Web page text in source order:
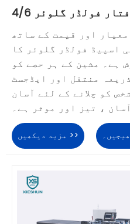
فولڈر گلوئر
اور قیمت کے ساتھ
اسپیڈ فولڈر گلوئر کا
ہے۔ مشین کے ہر حصے کو
منتقل اور ایڈجسٹ
کو چلانے کے لئے آسان
، تیز اور موثر ہے۔
مزید دیکھیں >>